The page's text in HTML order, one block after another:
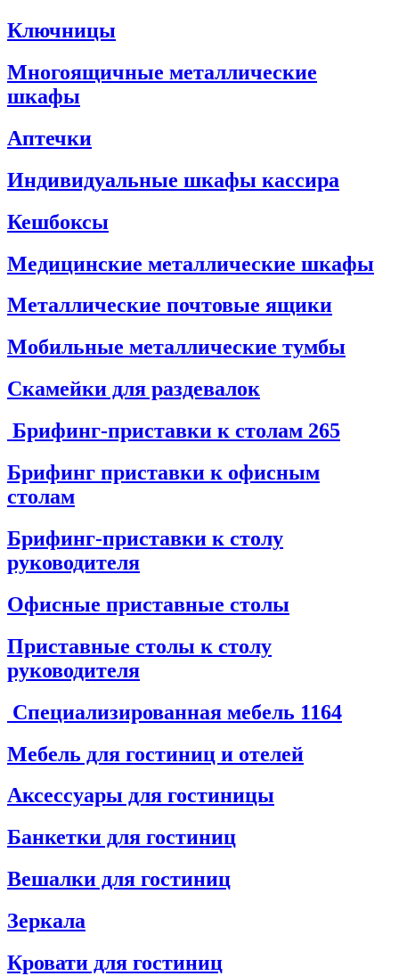
Ключницы
Многоящичные металлические
шкафы
Аптечки
Индивидуальные шкафы кассира
Кешбоксы
Медицинские металлические шкафы
Металлические почтовые ящики
Мобильные металлические тумбы
Скамейки для раздевалок
Брифинг-приставки к столам 265
Брифинг приставки к офисным
столам
Брифинг-приставки к столу
руководителя
Офисные приставные столы
Приставные столы к столу
руководителя
Специализированная мебель 1164
Мебель для гостиниц и отелей
Аксессуары для гостиницы
Банкетки для гостиниц
Вешалки для гостиниц
Зеркала
Кровати для гостиниц